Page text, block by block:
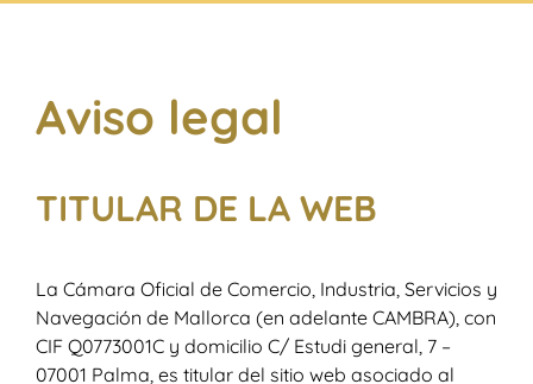
Adherir establiment
Aviso legal
TITULAR DE LA WEB
La Cámara Oficial de Comercio, Industria, Servicios y
Navegación de Mallorca (en adelante CAMBRA), con
CIF Q0773001C y domicilio C/ Estudi general, 7 –
07001 Palma, es titular del sitio web asociado al